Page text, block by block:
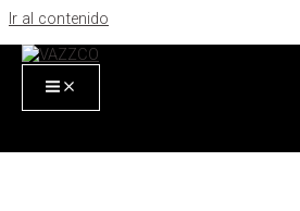
Ir al contenido